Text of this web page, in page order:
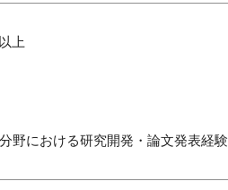
上
野における研究開発・論文発表経験